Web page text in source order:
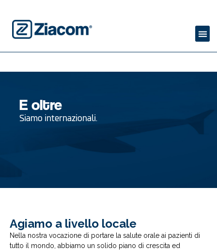
E oltre
Siamo internazionali.
Agiamo a livello locale
Nella nostra vocazione di portare la salute orale ai pazienti di
tutto il mondo, abbiamo un solido piano di crescita ed